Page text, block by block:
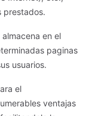
prestados.
en el
paginas
usuarios.
el
ventajas